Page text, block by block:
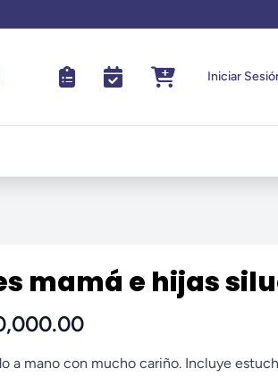
Iniciar
mamá e hijas
a mano con mucho cariño. Incluye